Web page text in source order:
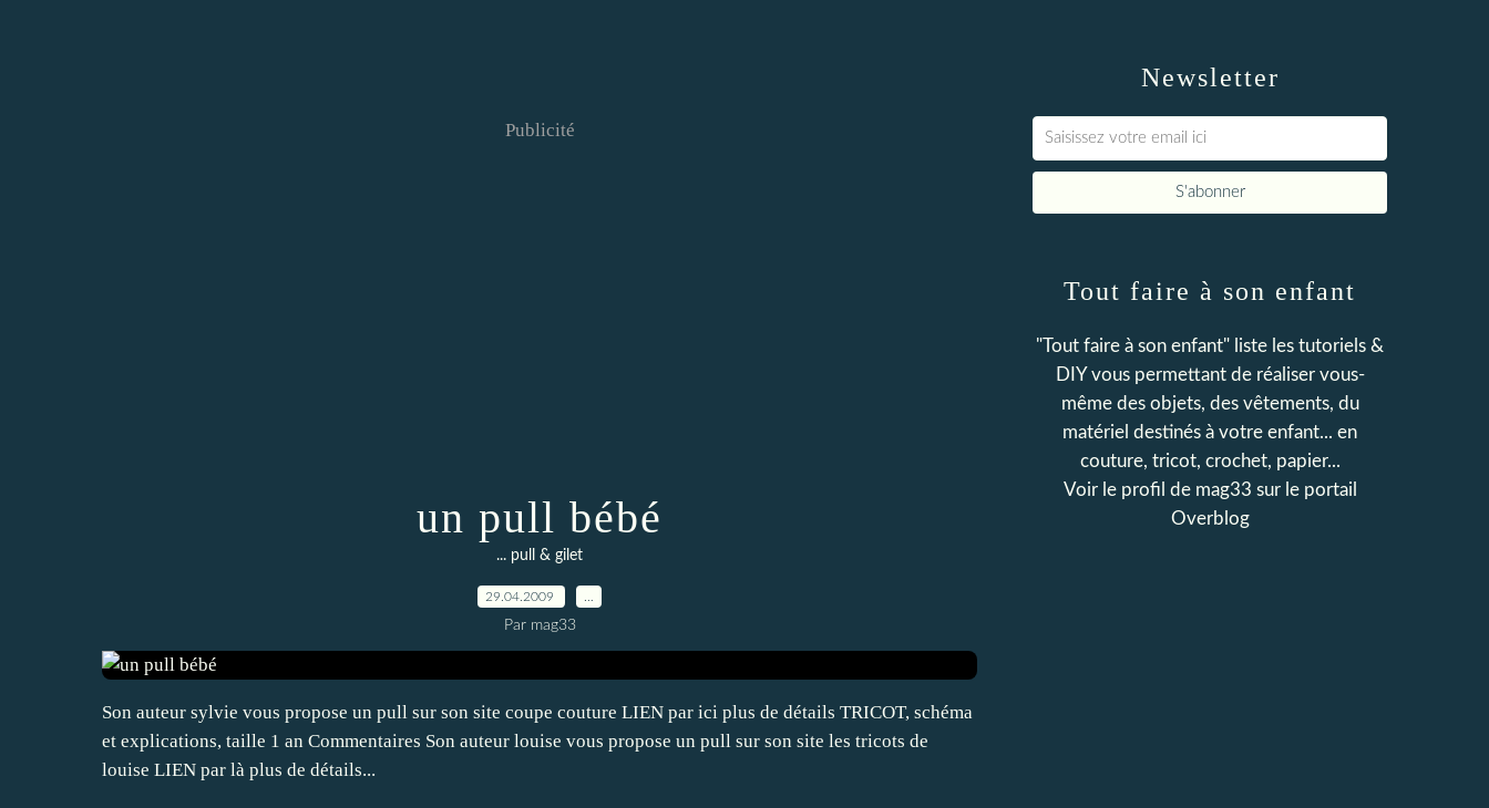
Publicité
un pull bébé
... pull & gilet
29.04.2009
Par mag33
Son auteur sylvie vous propose un pull sur son site coupe couture LIEN par ici plus de détails TRICOT, schéma
et explications, taille 1 an Commentaires Son auteur louise vous propose un pull sur son site les tricots de
louise LIEN par là plus de détails...
Newsletter
Tout faire à son enfant
"Tout faire à son enfant" liste les tutoriels &
DIY vous permettant de réaliser vous-
même des objets, des vêtements, du
matériel destinés à votre enfant... en
couture, tricot, crochet, papier...
Voir le profil de mag33 sur le portail
Overblog